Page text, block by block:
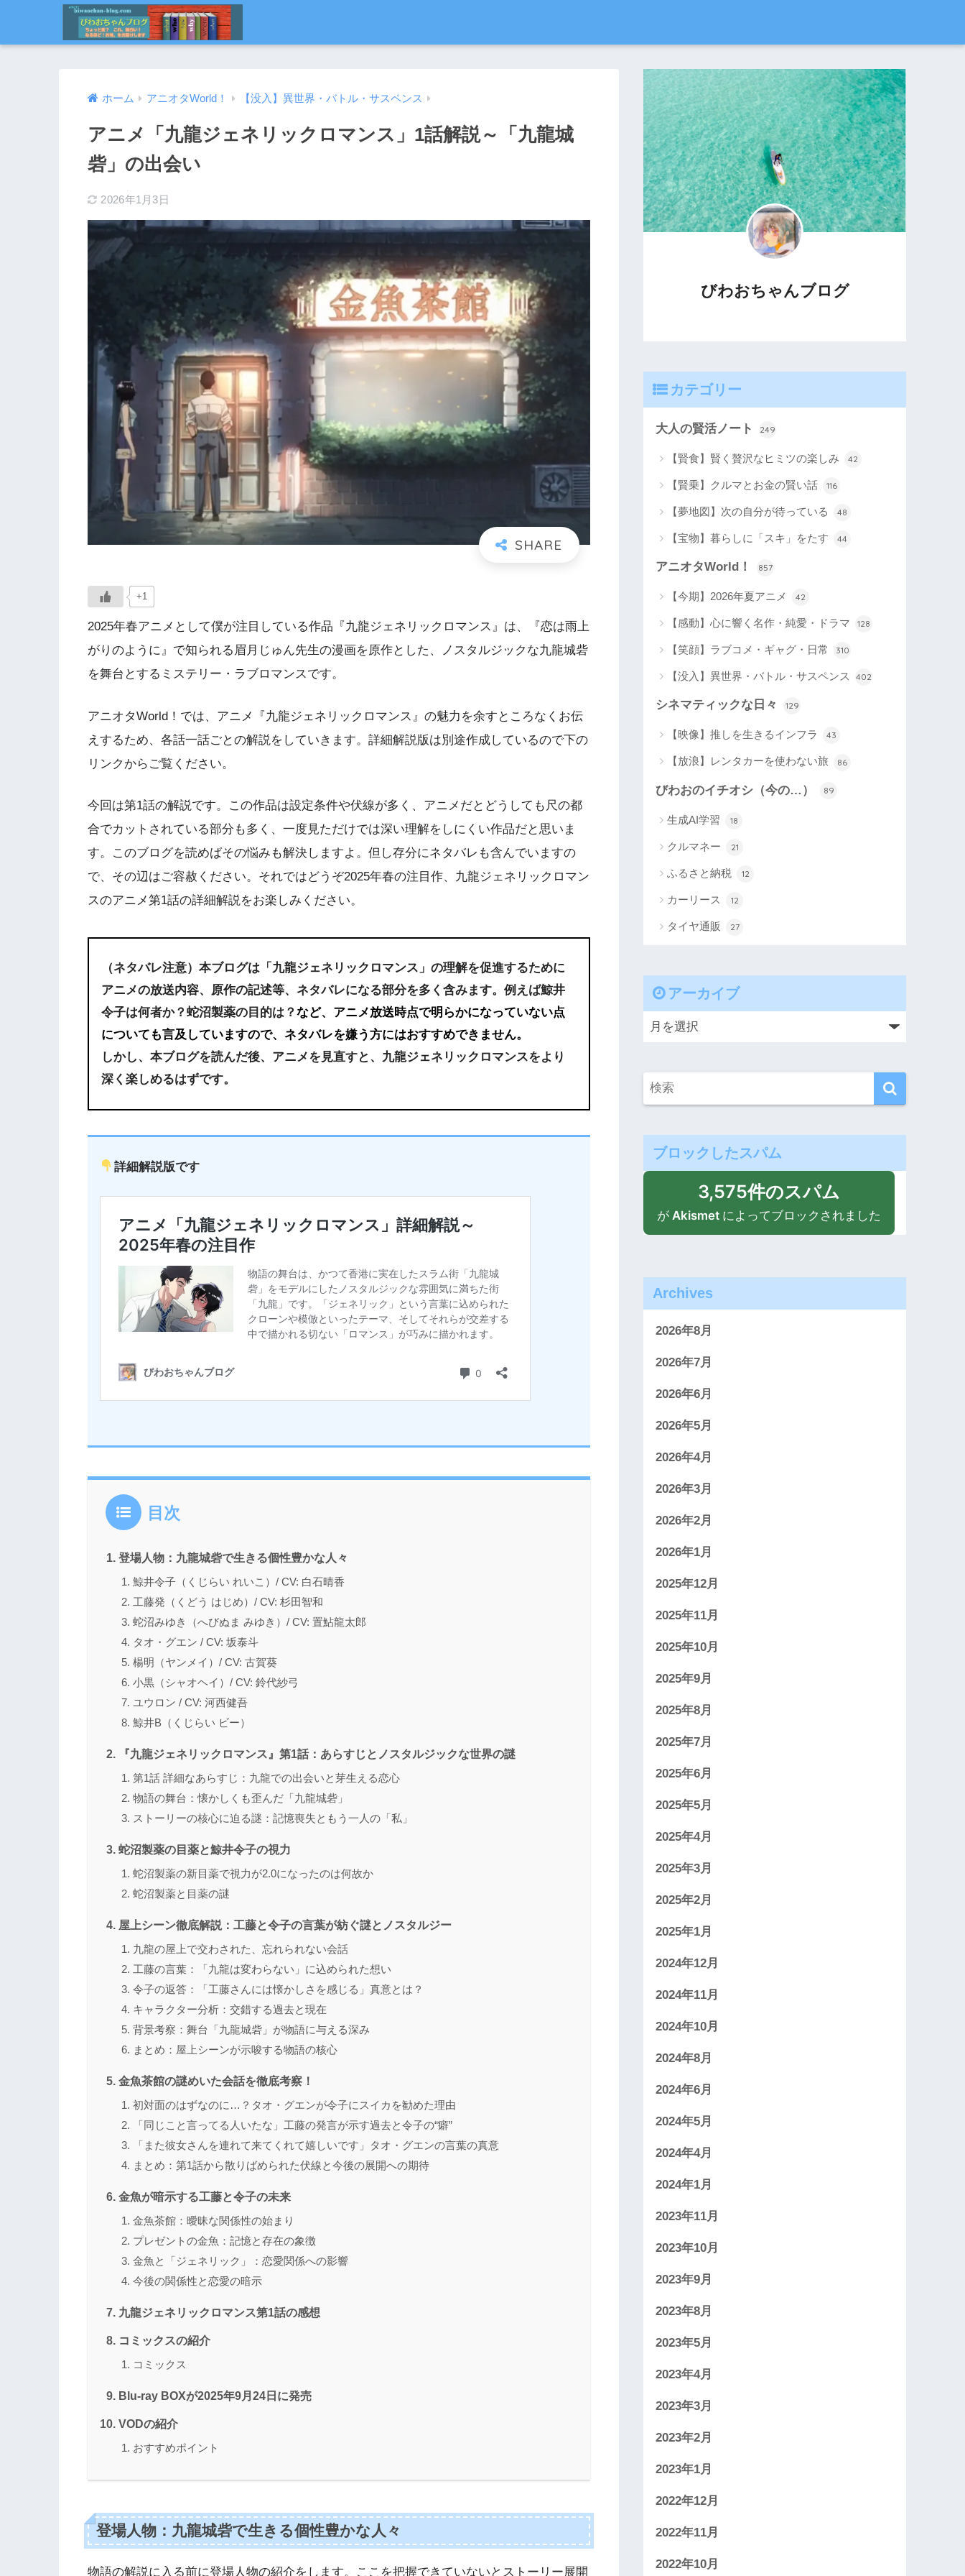
ホーム アニオタWorld！ 【没入】異世界・バトル・サスペンス
アニメ「九龍ジェネリックロマンス」1話解説～「九龍城
砦」の出会い
2026年1月3日
+1
2025年春アニメとして僕が注目している作品『九龍ジェネリックロマンス』は、『恋は雨上
がりのように』で知られる眉月じゅん先生の漫画を原作とした、ノスタルジックな九龍城砦
を舞台とするミステリー・ラブロマンスです。
アニオタWorld！では、アニメ『九龍ジェネリックロマンス』の魅力を余すところなくお伝
えするため、各話一話ごとの解説をしていきます。詳細解説版は別途作成しているので下の
リンクからご覧ください。
今回は第1話の解説です。この作品は設定条件や伏線が多く、アニメだとどうしても尺の都
合でカットされている部分も多く、一度見ただけでは深い理解をしにくい作品だと思いま
す。このブログを読めばその悩みも解決しますよ。但し存分にネタバレも含んでいますの
で、その辺はご容赦ください。それではどうぞ2025年春の注目作、九龍ジェネリックロマン
スのアニメ第1話の詳細解説をお楽しみください。
（ネタバレ注意）本ブログは「九龍ジェネリックロマンス」の理解を促進するために
アニメの放送内容、原作の記述等、ネタバレになる部分を多く含みます。例えば鯨井
令子は何者か？蛇沼製薬の目的は？など、アニメ放送時点で明らかになっていない点
についても言及していますので、ネタバレを嫌う方にはおすすめできません。
しかし、本ブログを読んだ後、アニメを見直すと、九龍ジェネリックロマンスをより
深く楽しめるはずです。
詳細解説版です
目次
登場人物：九龍城砦で生きる個性豊かな人々
鯨井令子（くじらい れいこ）/ CV: 白石晴香
工藤発（くどう はじめ）/ CV: 杉田智和
蛇沼みゆき（へびぬま みゆき）/ CV: 置鮎龍太郎
タオ・グエン / CV: 坂泰斗
楊明（ヤンメイ）/ CV: 古賀葵
小黒（シャオヘイ）/ CV: 鈴代紗弓
ユウロン / CV: 河西健吾
鯨井B（くじらい ビー）
『九龍ジェネリックロマンス』第1話：あらすじとノスタルジックな世界の謎
第1話 詳細なあらすじ：九龍での出会いと芽生える恋心
物語の舞台：懐かしくも歪んだ「九龍城砦」
ストーリーの核心に迫る謎：記憶喪失ともう一人の「私」
蛇沼製薬の目薬と鯨井令子の視力
蛇沼製薬の新目薬で視力が2.0になったのは何故か
蛇沼製薬と目薬の謎
屋上シーン徹底解説：工藤と令子の言葉が紡ぐ謎とノスタルジー
九龍の屋上で交わされた、忘れられない会話
工藤の言葉：「九龍は変わらない」に込められた想い
令子の返答：「工藤さんには懐かしさを感じる」真意とは？
キャラクター分析：交錯する過去と現在
背景考察：舞台「九龍城砦」が物語に与える深み
まとめ：屋上シーンが示唆する物語の核心
金魚茶館の謎めいた会話を徹底考察！
初対面のはずなのに…？タオ・グエンが令子にスイカを勧めた理由
「同じこと言ってる人いたな」工藤の発言が示す過去と令子の“癖”
「また彼女さんを連れて来てくれて嬉しいです」タオ・グエンの言葉の真意
まとめ：第1話から散りばめられた伏線と今後の展開への期待
金魚が暗示する工藤と令子の未来
金魚茶館：曖昧な関係性の始まり
プレゼントの金魚：記憶と存在の象徴
金魚と「ジェネリック」：恋愛関係への影響
今後の関係性と恋愛の暗示
九龍ジェネリックロマンス第1話の感想
コミックスの紹介
コミックス
Blu-ray BOXが2025年9月24日に発売
VODの紹介
おすすめポイント
登場人物：九龍城砦で生きる個性豊かな人々
物語の解説に入る前に登場人物の紹介をします。ここを把握できていないとストーリー展開
びわおちゃんブログ
カテゴリー
大人の賢活ノート 249
【賢食】賢く贅沢なヒミツの楽しみ 42
【賢乗】クルマとお金の賢い話 116
【夢地図】次の自分が待っている 48
【宝物】暮らしに「スキ」をたす 44
アニオタWorld！ 857
【今期】2026年夏アニメ 42
【感動】心に響く名作・純愛・ドラマ 128
【笑顔】ラブコメ・ギャグ・日常 310
【没入】異世界・バトル・サスペンス 402
シネマティックな日々 129
【映像】推しを生きるインフラ 43
【放浪】レンタカーを使わない旅 86
びわおのイチオシ（今の…） 89
生成AI学習 18
クルマネー 21
ふるさと納税 12
カーリース 12
タイヤ通販 27
アーカイブ
ブロックしたスパム
3,575件のスパム
が Akismet によってブロックされました
Archives
2026年8月
2026年7月
2026年6月
2026年5月
2026年4月
2026年3月
2026年2月
2026年1月
2025年12月
2025年11月
2025年10月
2025年9月
2025年8月
2025年7月
2025年6月
2025年5月
2025年4月
2025年3月
2025年2月
2025年1月
2024年12月
2024年11月
2024年10月
2024年8月
2024年6月
2024年5月
2024年4月
2024年1月
2023年11月
2023年10月
2023年9月
2023年8月
2023年5月
2023年4月
2023年3月
2023年2月
2023年1月
2022年12月
2022年11月
2022年10月